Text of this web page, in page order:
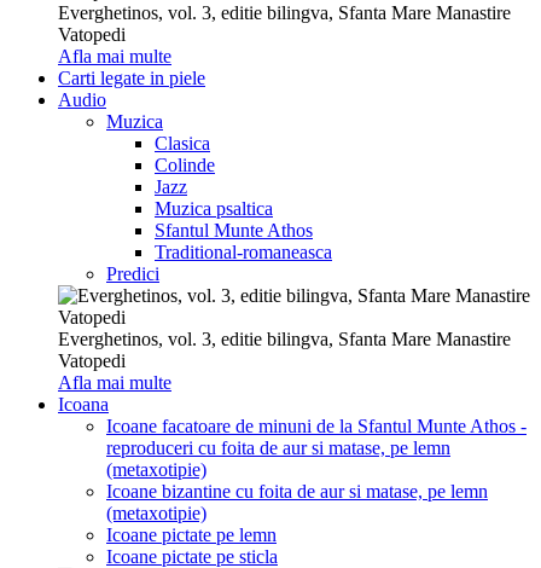
Everghetinos, vol. 3, editie bilingva, Sfanta Mare Manastire
Vatopedi
Afla mai multe
Carti legate in piele
Audio
Muzica
Clasica
Colinde
Jazz
Muzica psaltica
Sfantul Munte Athos
Traditional-romaneasca
Predici
Everghetinos, vol. 3, editie bilingva, Sfanta Mare Manastire
Vatopedi
Afla mai multe
Icoana
Icoane facatoare de minuni de la Sfantul Munte Athos -
reproduceri cu foita de aur si matase, pe lemn
(metaxotipie)
Icoane bizantine cu foita de aur si matase, pe lemn
(metaxotipie)
Icoane pictate pe lemn
Icoane pictate pe sticla